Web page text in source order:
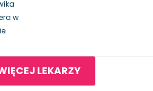
w
LEKARZY